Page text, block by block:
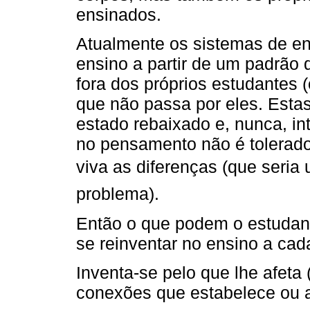
ensinados.
Atualmente os sistemas de
ensino a partir de um padrão
fora dos próprios estudantes
que não passa por eles.
estado rebaixado e, nunca,
no pensamento não é
viva as diferenças (que
problema).
Então o que podem o
se reinventar no ensino a
Inventa-se pelo que lhe
conexões que estabelece ou